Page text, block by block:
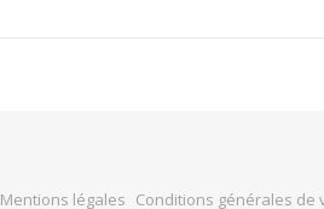
Mentions légales Conditions générales de